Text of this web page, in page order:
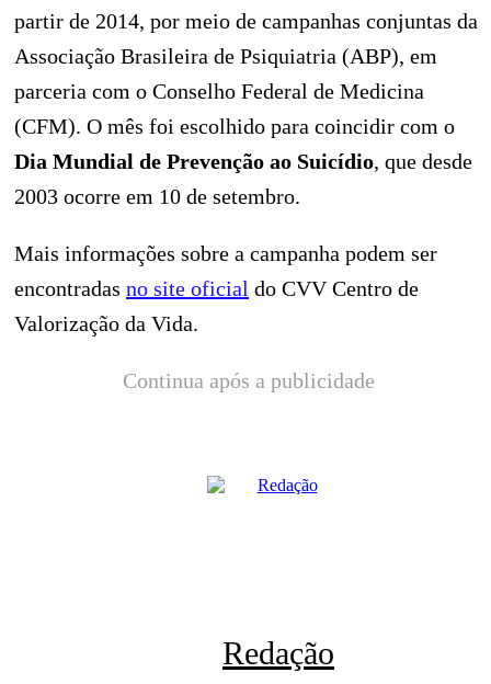
partir de 2014, por meio de campanhas conjuntas da
Associação Brasileira de Psiquiatria (ABP), em
parceria com o Conselho Federal de Medicina
(CFM). O mês foi escolhido para coincidir com o
Dia Mundial de Prevenção ao Suicídio, que desde
2003 ocorre em 10 de setembro.
Mais informações sobre a campanha podem ser
encontradas no site oficial do CVV Centro de
Valorização da Vida.
Continua após a publicidade
Redação